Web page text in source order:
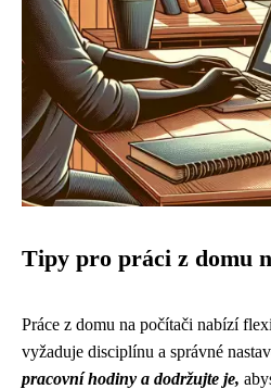
Tipy pro práci z domu
Práce z domu na počítači nabízí
vyžaduje disciplínu a správné
pracovní hodiny a dodržujte je,